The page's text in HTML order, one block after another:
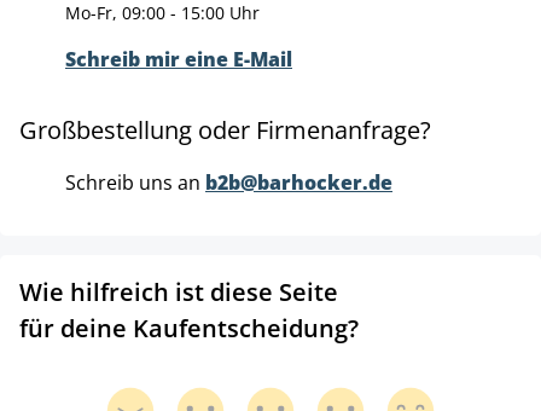
Mo-Fr, 09:00 - 15:00 Uhr
Schreib mir eine E-Mail
Großbestellung oder Firmenanfrage?
Schreib uns an b2b@barhocker.de
Wie hilfreich ist diese Seite
für deine Kaufentscheidung?